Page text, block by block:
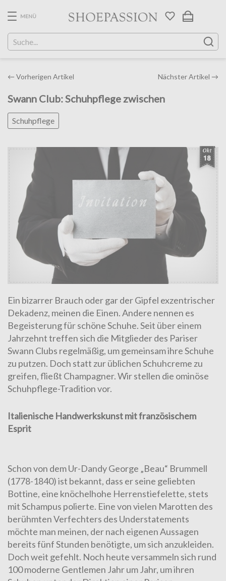
content
MENÜ
Post
← Vorherigen Artikel Nächster Artikel →
Swann Club: Schuhpflege zwischen
Schuhpflege
Ein bizarrer Brauch oder gar der Gipfel exzentrischer
Dekadenz, meinen die Einen. Andere nennen es
Begeisterung für schöne Schuhe. Seit über einem
Jahrzehnt treffen sich die Mitglieder des Pariser
Swann Clubs regelmäßig, um gemeinsam ihre Schuhe
zu putzen. Doch statt zur üblichen Schuhcreme zu
greifen, fließt Champagner. Wir stellen die ominöse
Schuhpflege-Tradition vor.
Italienische Handwerkskunst mit französischem
Esprit
Schon von dem Ur-DandyGeorge „Beau“ Brummell
(1778-1840)ist bekannt, dass er seine geliebten
Bottine, eine knöchelhohe Herrenstiefelette, stets
mit Schampus polierte. Eine von vielen Marotten des
berühmten Verfechters des Understatements
möchte man meinen, der nach eigenen Aussagen
bereits fünf Stunden benötigte, um sich anzukleiden.
Doch weit gefehlt. Noch heute versammeln sich rund
100 moderne Gentlemen Jahr um Jahr, um ihren